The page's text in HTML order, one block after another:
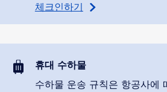
체크인하기
휴대 수하물
수하물 운송 규칙은 항공사에